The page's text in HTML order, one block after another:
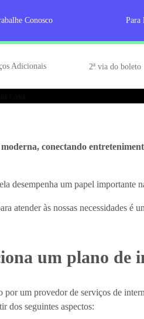
Conosco Para
Adicionais 2ª via do boleto
para o seu lar e
conectando
desempenha um papel importante
atender às nossas necessidades é
um plano de
um provedor de serviços de
dos seguintes aspectos: